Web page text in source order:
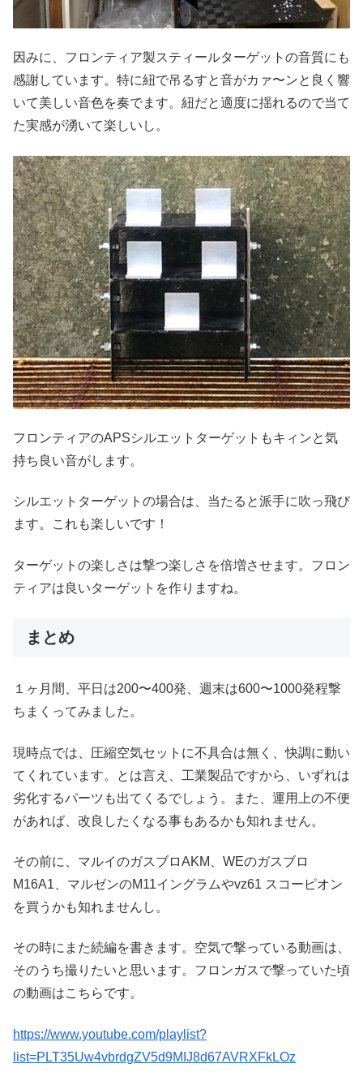
因みに、フロンティア製スティールターゲットの音質にも
感謝しています。特に紐で吊るすと音がカァ〜ンと良く響
いて美しい音色を奏でます。紐だと適度に揺れるので当て
た実感が湧いて楽しいし。
フロンティアのAPSシルエットターゲットもキィンと気
持ち良い音がします。
シルエットターゲットの場合は、当たると派手に吹っ飛び
ます。これも楽しいです！
ターゲットの楽しさは撃つ楽しさを倍増させます。フロン
ティアは良いターゲットを作りますね。
まとめ
１ヶ月間、平日は200〜400発、週末は600〜1000発程撃
ちまくってみました。
現時点では、圧縮空気セットに不具合は無く、快調に動い
てくれています。とは言え、工業製品ですから、いずれは
劣化するパーツも出てくるでしょう。また、運用上の不便
があれば、改良したくなる事もあるかも知れません。
その前に、マルイのガスブロAKM、WEのガスブロ
M16A1、マルゼンのM11イングラムやvz61 スコーピオン
を買うかも知れませんし。
その時にまた続編を書きます。空気で撃っている動画は、
そのうち撮りたいと思います。フロンガスで撃っていた頃
の動画はこちらです。
https://www.youtube.com/playlist?
list=PLT35Uw4vbrdgZV5d9MIJ8d67AVRXFkLOz